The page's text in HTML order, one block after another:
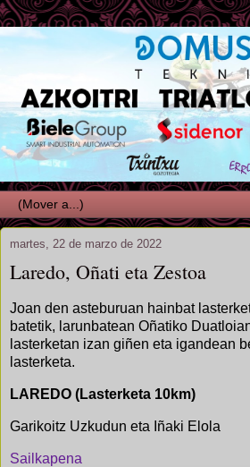
martes, 22 de marzo de 2022
Laredo, Oñati eta Zestoa
Joan den asteburuan hainbat
batetik, larunbatean Oñatiko
lasterketan izan giñen eta igandean
lasterketa.
LAREDO (Lasterketa 10km)
Garikoitz Uzkudun eta Iñaki Elola
Sailkapena